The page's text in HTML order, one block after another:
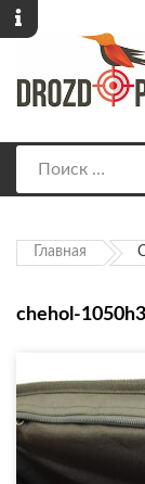
Главная
chehol-